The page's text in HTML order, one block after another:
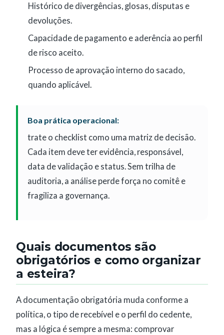
Histórico de divergências, glosas, disputas e
devoluções.
Capacidade de pagamento e aderência ao perfil
de risco aceito.
Processo de aprovação interno do sacado,
quando aplicável.
Boa prática operacional:
trate o checklist como uma matriz de decisão.
Cada item deve ter evidência, responsável,
data de validação e status. Sem trilha de
auditoria, a análise perde força no comitê e
fragiliza a governança.
Quais documentos são
obrigatórios e como organizar
a esteira?
A documentação obrigatória muda conforme a
política, o tipo de recebível e o perfil do cedente,
mas a lógica é sempre a mesma: comprovar